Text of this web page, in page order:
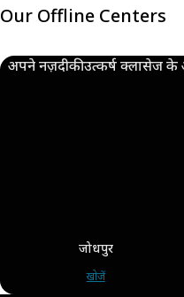
Our Offline Centers
अपने नज़दीकी उत्कर्ष क्लासेज
जोधपुर
खोजें